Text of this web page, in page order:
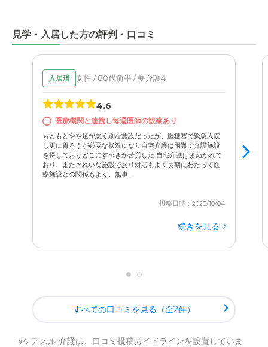
見学・入居した方の評判・口コミ
入居済 女性 / 80代前半 / 要介護4
4.6
医療機関と連携し毎週医師の観察あり
もともとやや足が悪く別な施設だったが、脳梗塞で緊急入院
し更に胃ろうが必要な状況になり自宅介護は困難で介護施設
を探しておりどこにすべきか苦労した 自宅介護はまぬかれて
おり、またきれいな施設であり対応もよく長期にわたって医
療施設との関係もよく、無事...
投稿日時：2023/10/04
続きを見る
すべての口コミを見る（全2件）
※ケアスル 介護は、 口コミ投稿ガイドラインを設置していま